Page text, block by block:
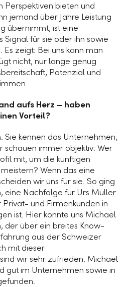
Perspektiven bieten und
jemand über Jahre Leistung
übernimmt, ist eine
Signal für sie oder ihn sowie
zeigt: Bei uns kann man
nicht, nur lange genug
Potenzial und
aufs Herz – haben
Vorteil?
Sie kennen das Unternehmen,
schauen immer objektiv: Wer
mit, um die künftigen
Wenn das eine
wir uns für sie. So ging
eine Nachfolge für Urs Müller
und Firmenkunden in
ist. Hier konnte uns Michael
der über ein breites Know-
aus der Schweizer
mit dieser
wir sehr zufrieden. Michael
gut im Unternehmen sowie in